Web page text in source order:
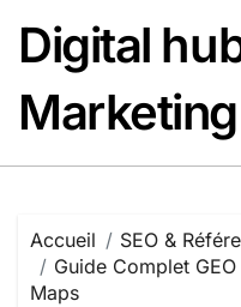
contenu
Digital
Marketing
Accueil
SEO &
Guide Complet
Maps